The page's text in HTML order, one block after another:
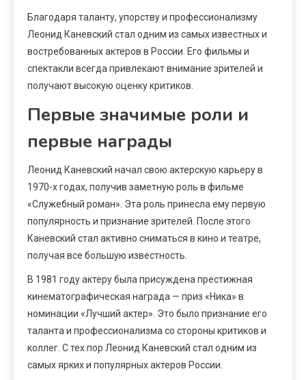
Благодаря таланту, упорству и профессионализму
Леонид Каневский стал одним из самых известных и
востребованных актеров в России. Его фильмы и
спектакли всегда привлекают внимание зрителей и
получают высокую оценку критиков.
Первые значимые роли и
первые награды
Леонид Каневский начал свою актерскую карьеру в
1970-х годах, получив заметную роль в фильме
«Служебный роман». Эта роль принесла ему первую
популярность и признание зрителей. После этого
Каневский стал активно сниматься в кино и театре,
получая все большую известность.
В 1981 году актеру была присуждена престижная
кинематографическая награда — приз «Ника» в
номинации «Лучший актер». Это было признание его
таланта и профессионализма со стороны критиков и
коллег. С тех пор Леонид Каневский стал одним из
самых ярких и популярных актеров России.